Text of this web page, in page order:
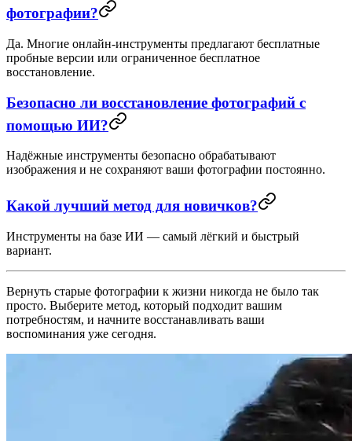
фотографии?
Да. Многие онлайн-инструменты предлагают бесплатные
пробные версии или ограниченное бесплатное
восстановление.
Безопасно ли восстановление фотографий с
помощью ИИ?
Надёжные инструменты безопасно обрабатывают
изображения и не сохраняют ваши фотографии постоянно.
Какой лучший метод для новичков?
Инструменты на базе ИИ — самый лёгкий и быстрый
вариант.
Вернуть старые фотографии к жизни никогда не было так
просто. Выберите метод, который подходит вашим
потребностям, и начните восстанавливать ваши
воспоминания уже сегодня.